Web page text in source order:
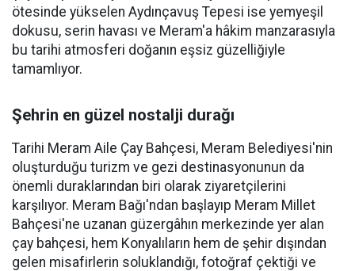
ötesinde yükselen Aydınçavuş Tepesi ise yemyeşil
dokusu, serin havası ve Meram'a hâkim manzarasıyla
bu tarihi atmosferi doğanın eşsiz güzelliğiyle
tamamlıyor.
Şehrin en güzel nostalji durağı
Tarihi Meram Aile Çay Bahçesi, Meram Belediyesi'nin
oluşturduğu turizm ve gezi destinasyonunun da
önemli duraklarından biri olarak ziyaretçilerini
karşılıyor. Meram Bağı'ndan başlayıp Meram Millet
Bahçesi'ne uzanan güzergâhın merkezinde yer alan
çay bahçesi, hem Konyalıların hem de şehir dışından
gelen misafirlerin soluklandığı, fotoğraf çektiği ve